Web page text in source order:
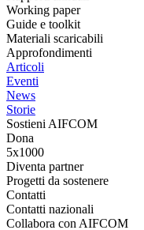
Working paper
Guide e toolkit
Materiali scaricabili
Approfondimenti
Articoli
Eventi
News
Storie
Sostieni AIFCOM
Dona
5x1000
Diventa partner
Progetti da sostenere
Contatti
Contatti nazionali
Collabora con AIFCOM